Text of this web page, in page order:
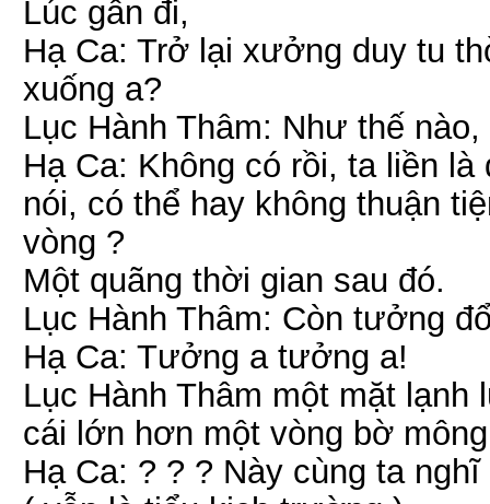
Lúc gần đi,
Hạ Ca: Trở lại xưởng duy tu
xuống a?
Lục Hành Thâm: Như thế
Hạ Ca: Không có rồi, ta liền
nói, có thể hay không thuận
vòng ?
Một quãng thời gian sau đó.
Lục Hành Thâm: Còn tưởng
Hạ Ca: Tưởng a tưởng a!
Lục Hành Thâm một mặt
cái lớn hơn một vòng bờ
Hạ Ca: ? ? ? Này cùng ta